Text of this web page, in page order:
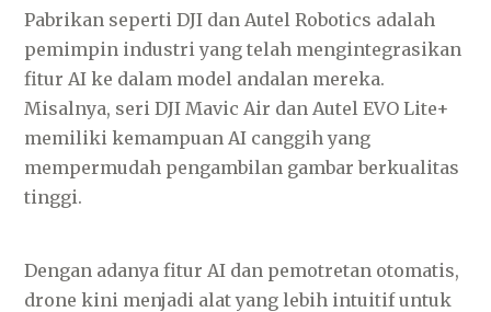
Pabrikan seperti DJI dan Autel Robotics adalah
pemimpin industri yang telah mengintegrasikan
fitur AI ke dalam model andalan mereka.
Misalnya, seri DJI Mavic Air dan Autel EVO Lite+
memiliki kemampuan AI canggih yang
mempermudah pengambilan gambar berkualitas
tinggi.
Dengan adanya fitur AI dan pemotretan otomatis,
drone kini menjadi alat yang lebih intuitif untuk